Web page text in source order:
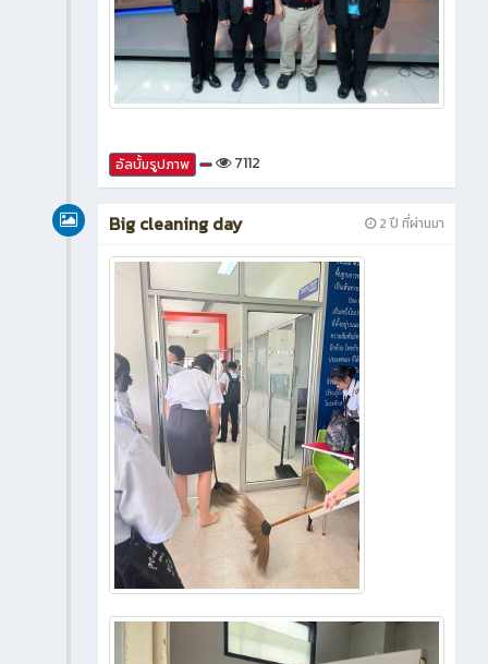
อัลบั้มรูปภาพ 7112
2 ปี ที่ผ่านมา
Big cleaning day